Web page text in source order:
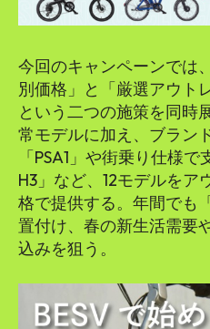
SEARCH...